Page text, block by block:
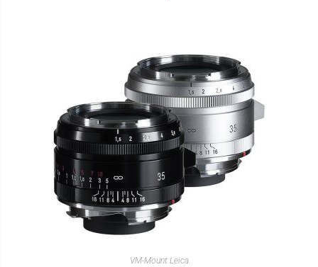
IN DEN WARENKORB
VM-Mount Leica